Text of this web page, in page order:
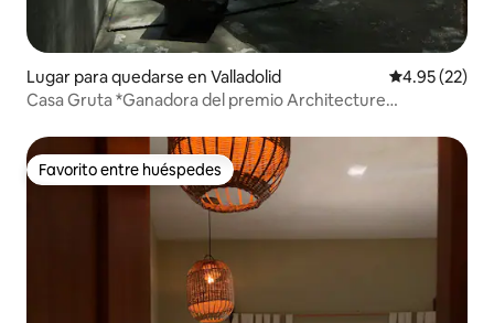
Lugar para quedarse en Valladolid Calificación
4.95 (22)
Casa Gruta *Ganadora del premio Architecture
Favorito entre huéspedes
Favorito entre huéspedes